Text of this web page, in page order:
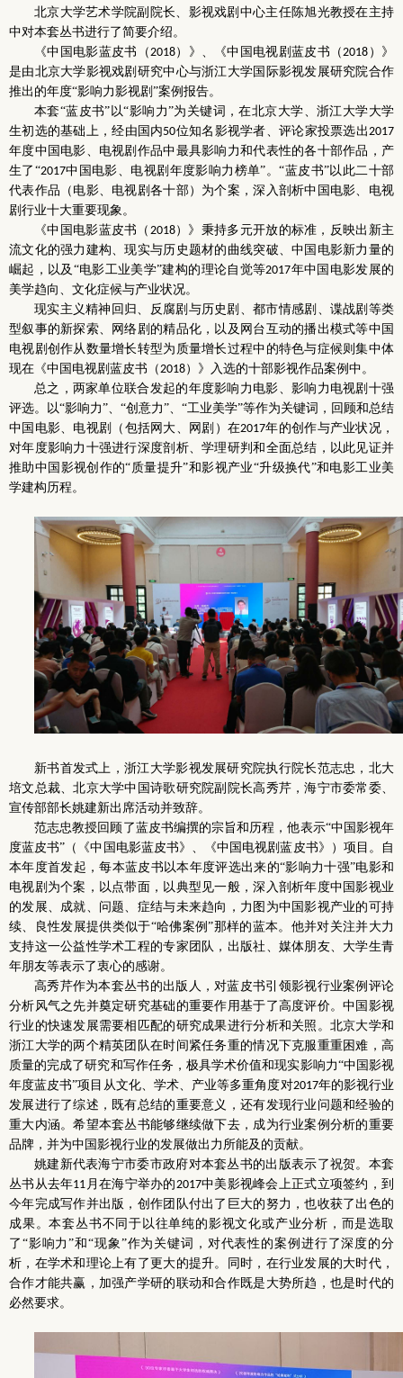
北京大学艺术学院副院长、影视戏剧中心主任陈旭光教授在主持
中对本套丛书进行了简要介绍。
《中国电影蓝皮书（2018）》、《中国电视剧蓝皮书（2018 ）》
是由北京大学影视戏剧研究中心与浙江大学国际影视发展研究院合作
推出的年度“影响力影视剧”案例报告。
本套“蓝皮书”以“影响力”为关键词，在北京大学、浙江大学大学
生初选的基础上，经由国内50位知名影视学者、评论家投票选出2017
年度中国电影、电视剧作品中最具影响力和代表性的各十部作品，产
生了“2017中国电影、电视剧年度影响力榜单”。“蓝皮书”以此二十部
代表作品（电影、电视剧各十部）为个案，深入剖析中国电影、电视
剧行业十大重要现象。
《中国电影蓝皮书（ 2018）》秉持多元开放的标准，反映出新主
流文化的强力建构、现实与历史题材的曲线突破、中国电影新力量的
崛起，以及“电影工业美学”建构的理论自觉等2017年中国电影发展的
美学趋向、文化症候与产业状况。
现实主义精神回归、反腐剧与历史剧、都市情感剧、谍战剧等类
型叙事的新探索、网络剧的精品化，以及网台互动的播出模式等中国
电视剧创作从数量增长转型为质量增长过程中的特色与症候则集中体
现在《中国电视剧蓝皮书（2018）》入选的十部影视作品案例中。
总之，两家单位联合发起的年度影响力电影、影响力电视剧十强
评选。以“影响力”、“创意力”、“工业美学”等作为关键词，回顾和总结
中国电影、电视剧（包括网大、网剧）在2017年的创作与产业状况，
对年度影响力十强进行深度剖析、学理研判和全面总结，以此见证并
推助中国影视创作的“质量提升”和影视产业“升级换代”和电影工业美
学建构历程。
新书首发式上，浙江大学影视发展研究院执行院长范志忠，北大
培文总裁、北京大学中国诗歌研究院副院长高秀芹，海宁市委常委、
宣传部部长姚建新出席活动并致辞。
范志忠教授回顾了蓝皮书编撰的宗旨和历程，他表示“中国影视年
度蓝皮书”（《中国电影蓝皮书》、《中国电视剧蓝皮书》）项目。自
本年度首发起，每本蓝皮书以本年度评选出来的“影响力十强”电影和
电视剧为个案，以点带面，以典型见一般，深入剖析年度中国影视业
的发展、成就、问题、症结与未来趋向，力图为中国影视产业的可持
续、良性发展提供类似于“哈佛案例”那样的蓝本。他并对关注并大力
支持这一公益性学术工程的专家团队，出版社、媒体朋友、大学生青
年朋友等表示了衷心的感谢。
高秀芹作为本套丛书的出版人，对蓝皮书引领影视行业案例评论
分析风气之先并奠定研究基础的重要作用基于了高度评价。中国影视
行业的快速发展需要相匹配的研究成果进行分析和关照。北京大学和
浙江大学的两个精英团队在时间紧任务重的情况下克服重重困难，高
质量的完成了研究和写作任务，极具学术价值和现实影响力“中国影视
年度蓝皮书”项目从文化、学术、产业等多重角度对2017年的影视行业
发展进行了综述，既有总结的重要意义，还有发现行业问题和经验的
重大内涵。希望本套丛书能够继续做下去，成为行业案例分析的重要
品牌，并为中国影视行业的发展做出力所能及的贡献。
姚建新代表海宁市委市政府对本套丛书的出版表示了祝贺。本套
丛书从去年11 月在海宁举办的2017中美影视峰会上正式立项签约，到
今年完成写作并出版，创作团队付出了巨大的努力，也收获了出色的
成果。本套丛书不同于以往单纯的影视文化或产业分析，而是选取
了“影响力”和“现象”作为关键词，对代表性的案例进行了深度的分
析，在学术和理论上有了更大的提升。同时，在行业发展的大时代，
合作才能共赢，加强产学研的联动和合作既是大势所趋，也是时代的
必然要求。